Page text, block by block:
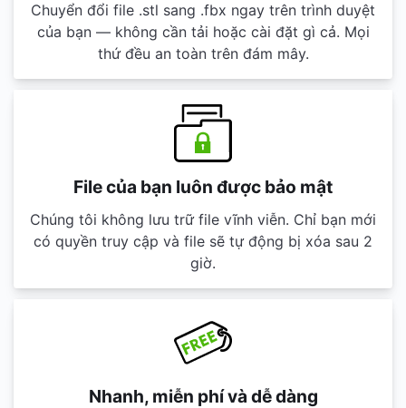
Chuyển đổi file .stl sang .fbx ngay trên trình duyệt
của bạn — không cần tải hoặc cài đặt gì cả. Mọi
thứ đều an toàn trên đám mây.
File của bạn luôn được bảo mật
Chúng tôi không lưu trữ file vĩnh viễn. Chỉ bạn mới
có quyền truy cập và file sẽ tự động bị xóa sau 2
giờ.
Nhanh, miễn phí và dễ dàng